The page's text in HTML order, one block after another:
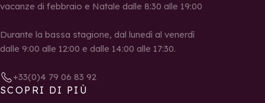
vacanze di febbraio e Natale dalle 8:30 alle 19:00
Durante la bassa stagione, dal lunedì al venerdì
dalle 9:00 alle 12:00 e dalle 14:00 alle 17:30.
+33(0)4 79 06 83 92
SCOPRI DI PIÙ